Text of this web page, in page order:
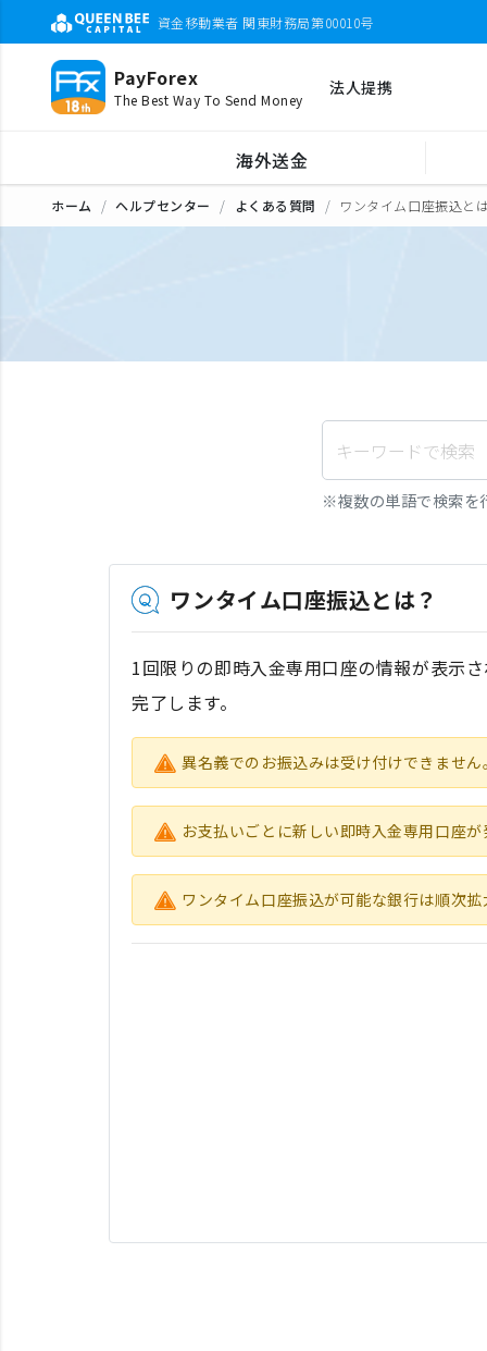
資金移動業者 関東財務局第00010号
PayForex
The Best Way To Send Money
法人提携
海外送金
ホーム ヘルプセンター よくある質問 ワンタイム口座振込と
※複数の単語で検索を
ワンタイム口座振込とは？
1回限りの即時入金専用口座の情報が表示
完了します。
異名義でのお振込みは受け付けできませ
お支払いごとに新しい即時入金専用口座
ワンタイム口座振込が可能な銀行は順次拡